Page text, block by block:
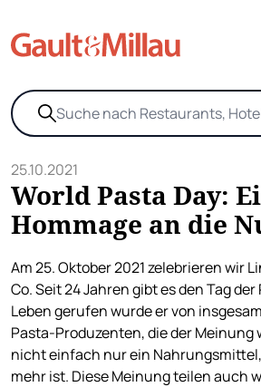
25.10.2021
World Pasta Day:
Hommage an die
Am 25. Oktober 2021 zelebrieren wir
Co. Seit 24 Jahren gibt es den Tag
Leben gerufen wurde er von
Pasta-Produzenten, die der Meinung
nicht einfach nur ein
mehr ist. Diese Meinung teilen auch